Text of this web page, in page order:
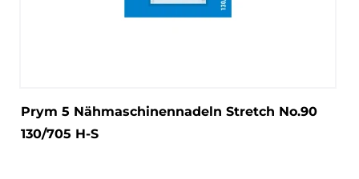
Prym 5 Nähmaschinennadeln Stretch No.90
130/705 H-S